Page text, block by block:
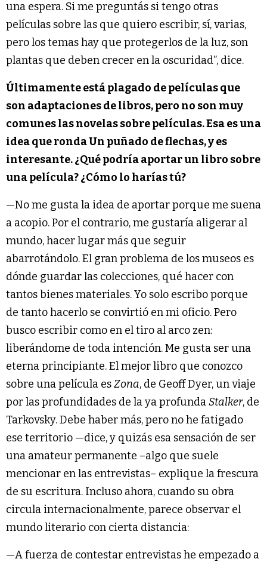
una espera. Si me preguntás si tengo otras
películas sobre las que quiero escribir, sí, varias,
pero los temas hay que protegerlos de la luz, son
plantas que deben crecer en la oscuridad”, dice.
Últimamente está plagado de películas que
son adaptaciones de libros, pero no son muy
comunes las novelas sobre películas. Esa es una
idea que ronda Un puñado de flechas, y es
interesante. ¿Qué podría aportar un libro sobre
una película? ¿Cómo lo harías tú?
—No me gusta la idea de aportar porque me suena
a acopio. Por el contrario, me gustaría aligerar al
mundo, hacer lugar más que seguir
abarrotándolo. El gran problema de los museos es
dónde guardar las colecciones, qué hacer con
tantos bienes materiales. Yo solo escribo porque
de tanto hacerlo se convirtió en mi oficio. Pero
busco escribir como en el tiro al arco zen:
liberándome de toda intención. Me gusta ser una
eterna principiante. El mejor libro que conozco
sobre una película esZona, de Geoff Dyer, un viaje
por las profundidades de la ya profundaStalker, de
Tarkovsky. Debe haber más, pero no he fatigado
ese territorio —dice, y quizás esa sensación de ser
una amateur permanente –algo que suele
mencionar en las entrevistas– explique la frescura
de su escritura. Incluso ahora, cuando su obra
circula internacionalmente, parece observar el
mundo literario con cierta distancia:
—A fuerza de contestar entrevistas he empezado a